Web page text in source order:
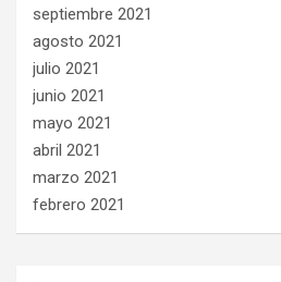
septiembre 2021
agosto 2021
julio 2021
junio 2021
mayo 2021
abril 2021
marzo 2021
febrero 2021